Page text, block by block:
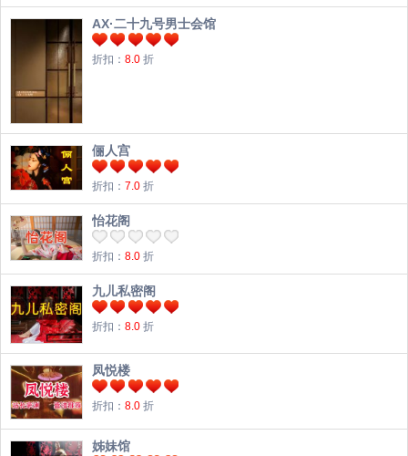
AX·二十九号男士会馆
折扣： 8.0 折
俪人宫
折扣： 7.0 折
怡花阁
折扣： 8.0 折
九儿私密阁
折扣： 8.0 折
凤悦楼
折扣： 8.0 折
姊妹馆